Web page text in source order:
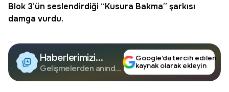
Blok 3’ün seslendirdiği “Kusura Bakma” şarkısı
damga vurdu.
Haberlerimizi
Google'da Takip
Edin
Gelişmelerden anında
Google’da tercih edilen
kaynak olarak ekleyin